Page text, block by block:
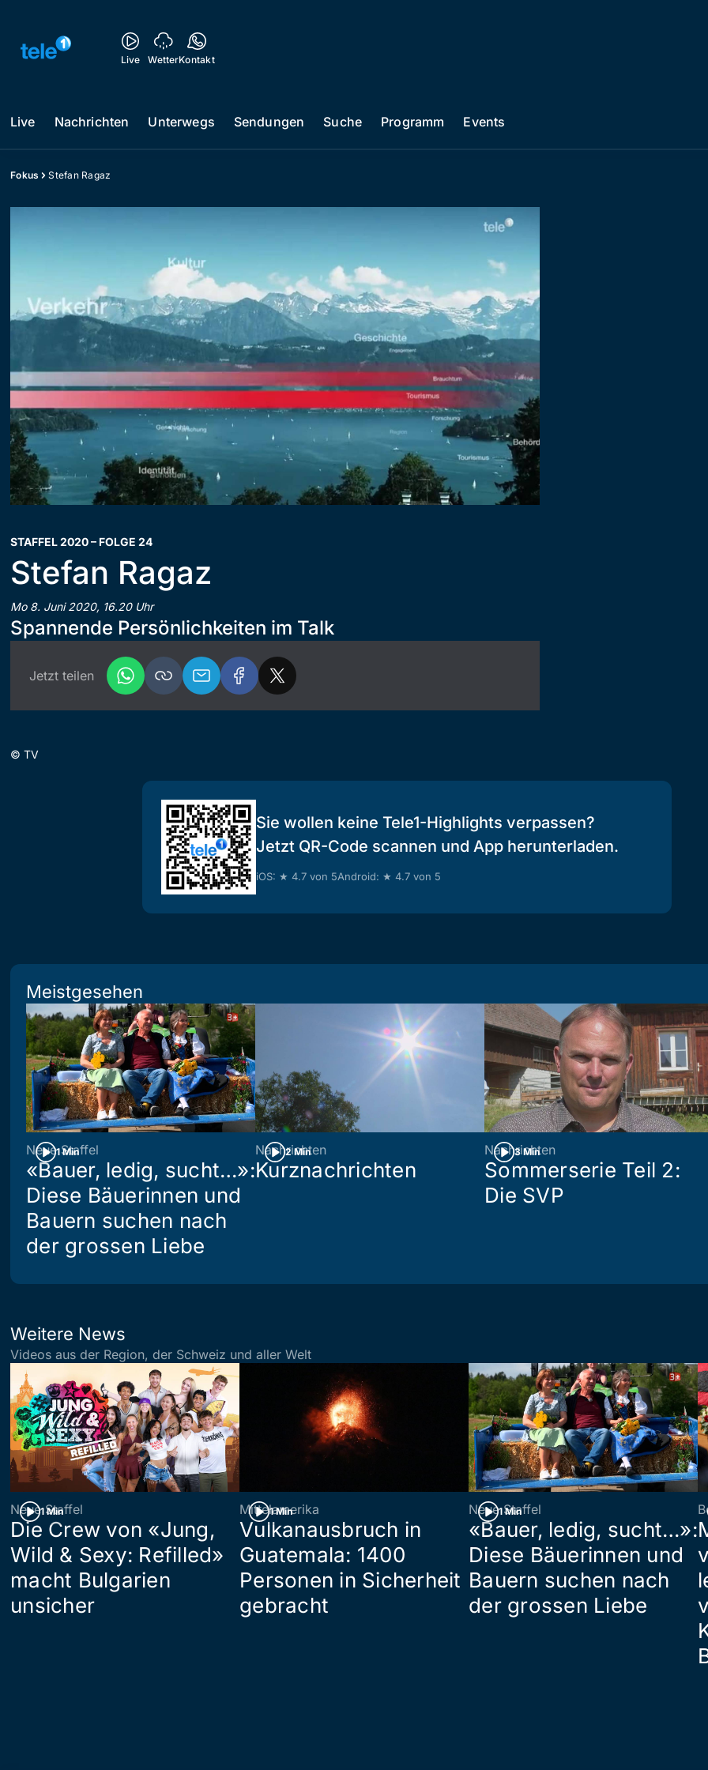
Live WetterKontakt
Live Nachrichten Unterwegs Sendungen Suche Programm Events
Fokus Stefan Ragaz
STAFFEL 2020 – FOLGE 24
Stefan Ragaz
Mo 8. Juni 2020, 16.20 Uhr
Spannende Persönlichkeiten im Talk
Jetzt teilen
© TV
Sie wollen keine Tele1-Highlights verpassen?
Jetzt QR-Code scannen und App herunterladen.
iOS: ★ 4.7 von 5Android: ★ 4.7 von 5
Meistgesehen
1 Min
Neue Staffel
«Bauer, ledig, sucht…»:
Diese Bäuerinnen und
Bauern suchen nach
der grossen Liebe
2 Min
Nachrichten
Kurznachrichten
3 Min
Nachrichten
Sommerserie Teil 2:
Die SVP
Weitere News
Videos aus der Region, der Schweiz und aller Welt
1 Min
Neue Staffel
Die Crew von «Jung,
Wild & Sexy: Refilled»
macht Bulgarien
unsicher
1 Min
Mittelamerika
Vulkanausbruch in
Guatemala: 1400
Personen in Sicherheit
gebracht
1 Min
Neue Staffel
«Bauer, ledig, sucht…»:
Diese Bäuerinnen und
Bauern suchen nach
der grossen Liebe